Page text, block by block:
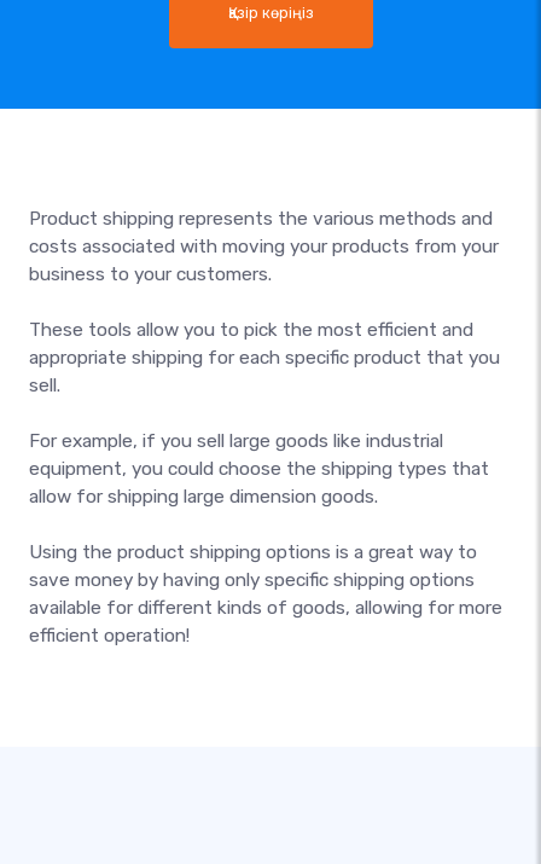
Қазір көріңіз
Product shipping represents the various methods and
costs associated with moving your products from your
business to your customers.
These tools allow you to pick the most efficient and
appropriate shipping for each specific product that you
sell.
For example, if you sell large goods like industrial
equipment, you could choose the shipping types that
allow for shipping large dimension goods.
Using the product shipping options is a great way to
save money by having only specific shipping options
available for different kinds of goods, allowing for more
efficient operation!